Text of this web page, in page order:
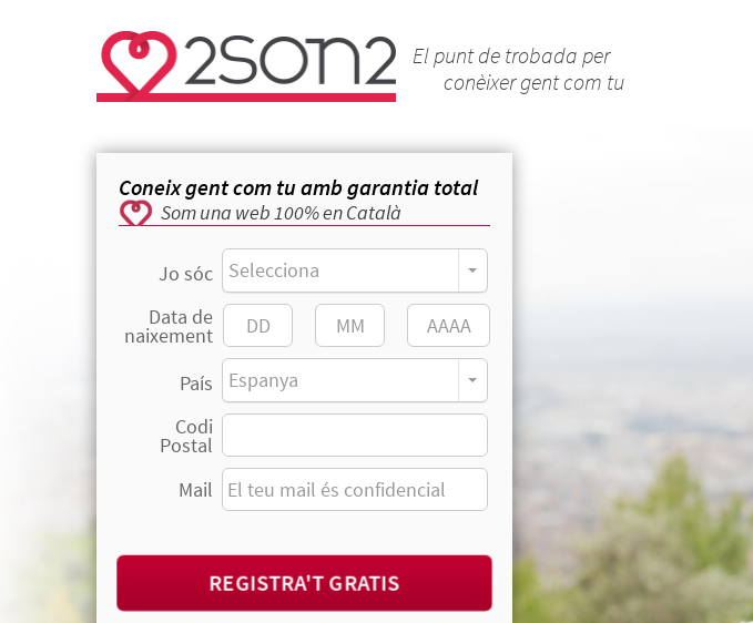
El punt de trobada per
conèixer gent com tu
Coneix gent com tu amb garantia total
Som una web 100% en Català
Jo sóc
Selecciona
Data de
naixement
País
Espanya
Codi
Postal
Mail
REGISTRA'T GRATIS